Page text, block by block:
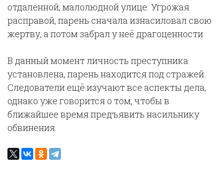
отдаленной, малолюдной улице. Угрожая
расправой, парень сначала изнасиловал свою
жертву, а потом забрал у неё драгоценности.
В данный момент личность преступника
установлена, парень находится под стражей.
Следователи ещё изучают все аспекты дела,
однако уже говорится о том, чтобы в
ближайшее время предъявить насильнику
обвинения.